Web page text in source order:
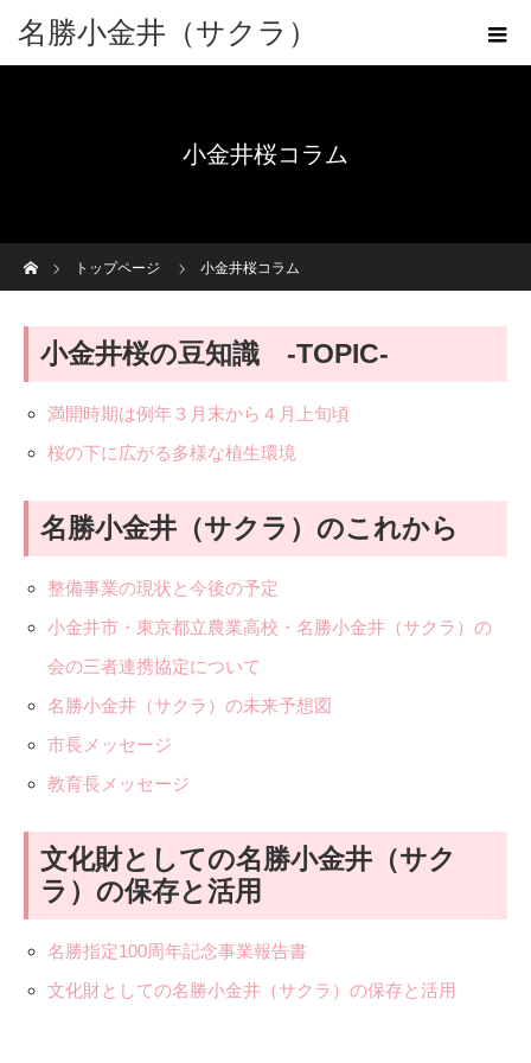
名勝小金井（サクラ）
小金井桜コラム
トップページ
小金井桜コラム
小金井桜の豆知識 -TOPIC-
満開時期は例年３月末から４月上旬頃
桜の下に広がる多様な植生環境
名勝小金井（サクラ）のこれから
整備事業の現状と今後の予定
小金井市・東京都立農業高校・名勝小金井（サクラ）の
会の三者連携協定について
名勝小金井（サクラ）の未来予想図
市長メッセージ
教育長メッセージ
文化財としての名勝小金井（サク
ラ）の保存と活用
名勝指定100周年記念事業報告書
文化財としての名勝小金井（サクラ）の保存と活用